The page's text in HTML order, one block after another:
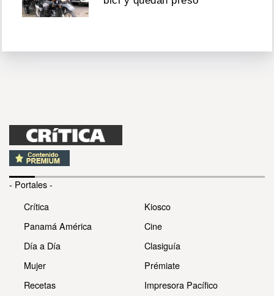
- Portales -
Crítica
Panamá América
Día a Día
Mujer
Recetas
Kiosco
Cine
Clasiguía
Prémiate
Impresora Pacífico